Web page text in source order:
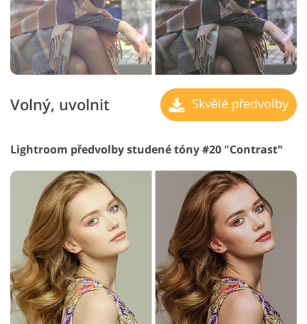
Volný, uvolnit Skvělé předvolby
Lightroom předvolby studené tóny #20 "Contrast"